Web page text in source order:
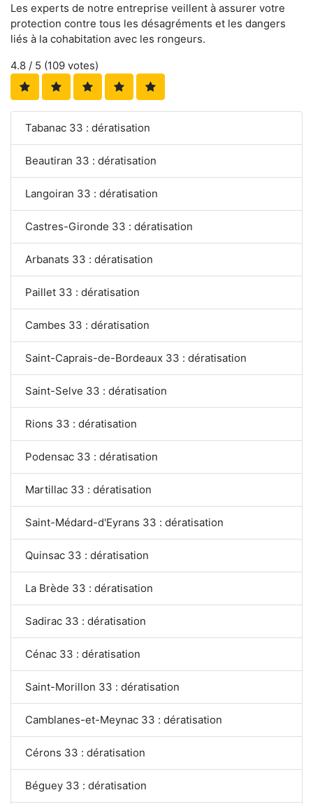
Les experts de notre entreprise veillent à assurer votre
protection contre tous les désagréments et les dangers
liés à la cohabitation avec les rongeurs.
4.8 / 5 (109 votes)
Tabanac 33 : dératisation
Beautiran 33 : dératisation
Langoiran 33 : dératisation
Castres-Gironde 33 : dératisation
Arbanats 33 : dératisation
Paillet 33 : dératisation
Cambes 33 : dératisation
Saint-Caprais-de-Bordeaux 33 : dératisation
Saint-Selve 33 : dératisation
Rions 33 : dératisation
Podensac 33 : dératisation
Martillac 33 : dératisation
Saint-Médard-d'Eyrans 33 : dératisation
Quinsac 33 : dératisation
La Brède 33 : dératisation
Sadirac 33 : dératisation
Cénac 33 : dératisation
Saint-Morillon 33 : dératisation
Camblanes-et-Meynac 33 : dératisation
Cérons 33 : dératisation
Béguey 33 : dératisation